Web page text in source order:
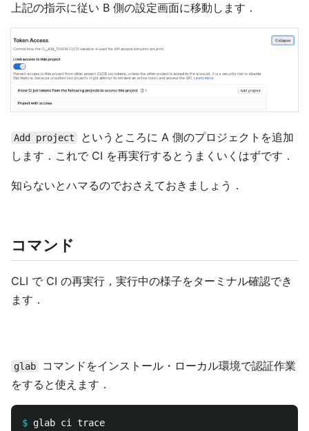
上記の指示に従い B 側の設定画面に移動します．
Add project
というところに A 側のプロジェクトを追加
します．これで CI を再実行するとうまくいくはずです．
知らないとハマるのでおさえておきましょう．
コマンド
CLI で CI の再実行，実行中の様子をターミナル確認でき
ます．
glab
コマンドをインストール・ローカル環境で認証作業
をすると使えます．
$